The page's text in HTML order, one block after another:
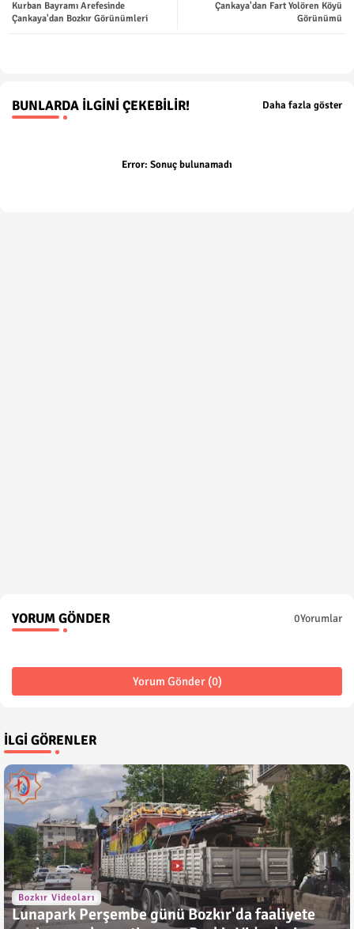
Çankaya'dan Fart Yolören Köyü
Görünümü
Kurban Bayramı Arefesinde
Çankaya'dan Bozkır Görünümleri
BUNLARDA İLGINI ÇEKEBILIR! Daha fazla göster
Error: Sonuç bulunamadı
YORUM GÖNDER 0Yorumlar
Yorum Gönder (0)
İLGI GÖRENLER
Bozkır Videoları
Lunapark Perşembe günü Bozkır'da faaliyete